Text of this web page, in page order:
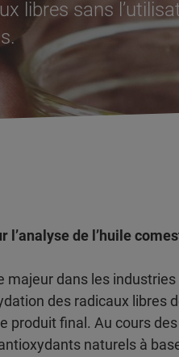
libres sans
l’analyse de l’huile
dans les
des radicaux libres
produit final. Au cours
naturels à